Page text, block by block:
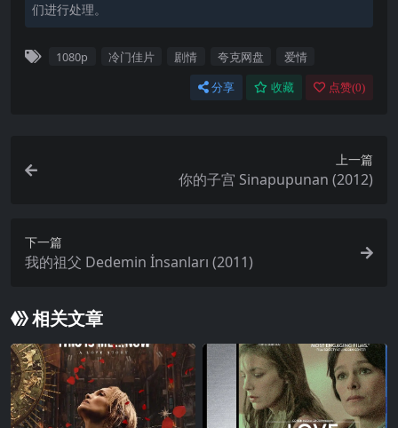
们进行处理。
1080p 冷门佳片 剧情 夸克网盘 爱情
分享 收藏 点赞(0)
上一篇
你的子宫 Sinapupunan (2012)
下一篇
我的祖父 Dedemin İnsanları (2011)
相关文章